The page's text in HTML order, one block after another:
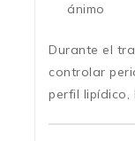
ánimo
Durante el
controlar
perfil lipídico,